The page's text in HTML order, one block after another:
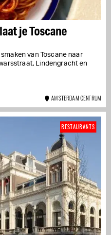
je Toscane
van Toscane naar
Lindengracht en
AMSTERDAM CENTRUM
RESTAURANTS